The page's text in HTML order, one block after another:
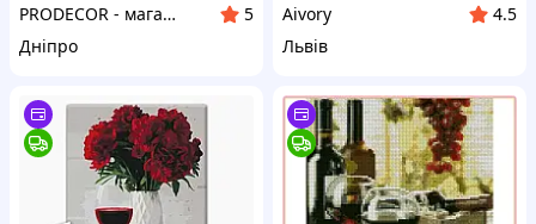
PRODECOR - магазин штучних квітів, рослин та дерев
5
Дніпро
Aivory
4.5
Львів